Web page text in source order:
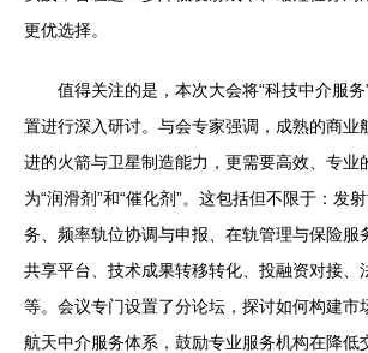
更优选择。
值得关注的是，本次大会将“科技中介服
置进行深入研讨。与会专家强调，成熟的商业
进的火箭与卫星制造能力，更需要高效、专业
为“润滑剂”和“催化剂”。这包括但不限于：发
务、频率轨位协调与申报、在轨管理与保险服
共享平台、技术成果转移转化、投融资对接、
等。会议专门设置了分论坛，探讨如何构建市
航天中介服务体系，鼓励专业服务机构在降低